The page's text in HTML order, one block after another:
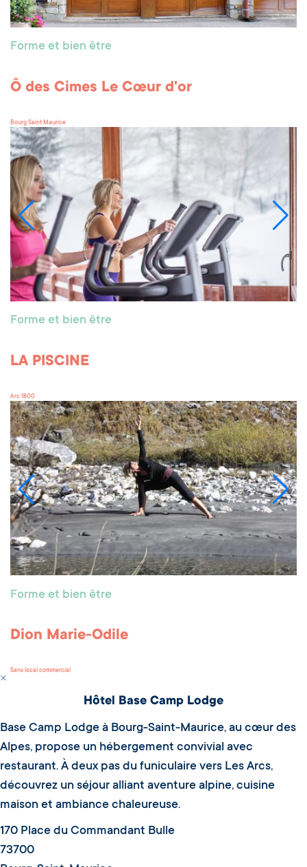
Forme et bien être
Ô des Cimes Le Cœur d'or
Bourg Saint Maurice
Forme et bien être
LA PISCINE
Arc 1800
Forme et bien être
Dion Marie-Odile
Sans local commercial
Hôtel Base Camp Lodge
Base Camp Lodge à Bourg-Saint-Maurice, au cœur des
Alpes, propose un hébergement convivial avec
restaurant. À deux pas du funiculaire vers Les Arcs,
découvrez un séjour alliant aventure alpine, cuisine
maison et ambiance chaleureuse.
170 Place du Commandant Bulle
73700